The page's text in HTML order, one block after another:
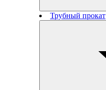
Трубный прокат